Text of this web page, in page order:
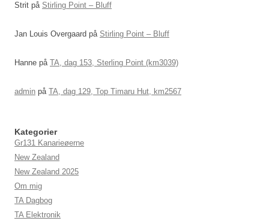
Strit på Stirling Point – Bluff
Jan Louis Overgaard på Stirling Point – Bluff
Hanne på TA, dag 153, Sterling Point (km3039)
admin på TA, dag 129, Top Timaru Hut, km2567
Kategorier
Gr131 Kanarieøerne
New Zealand
New Zealand 2025
Om mig
TA Dagbog
TA Elektronik